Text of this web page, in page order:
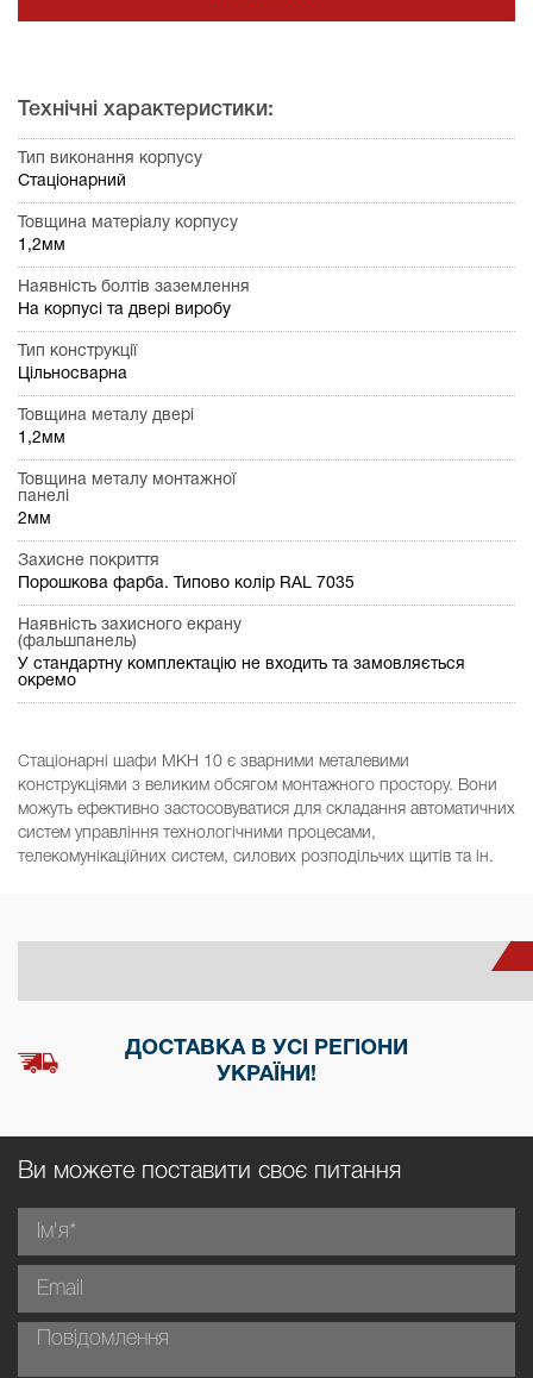
Технічні характеристики:
Тип виконання корпусу
Стаціонарний
Товщина матеріалу корпусу
1,2мм
Наявність болтів заземлення
На корпусі та двері виробу
Тип конструкції
Цільносварна
Товщина металу двері
1,2мм
Товщина металу монтажної
панелі
2мм
Захисне покриття
Порошкова фарба. Типово колір RAL 7035
Наявність захисного екрану
(фальшпанель)
У стандартну комплектацію не входить та замовляється
окремо
Стаціонарні шафи МКН 10 є зварними металевими
конструкціями з великим обсягом монтажного простору. Вони
можуть ефективно застосовуватися для складання автоматичних
систем управління технологічними процесами,
телекомунікаційних систем, силових розподільчих щитів та ін.
ДОСТАВКА В УСІ РЕГІОНИ
УКРАЇНИ!
Ви можете поставити своє питання